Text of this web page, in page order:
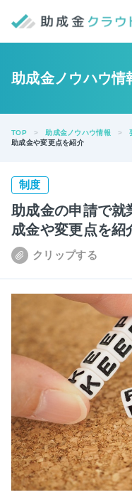
助成金ノウハウ情
TOP 助成金ノウハウ情報
助成金や変更点を紹介
制度
助成金の申請で
成金や変更点を紹